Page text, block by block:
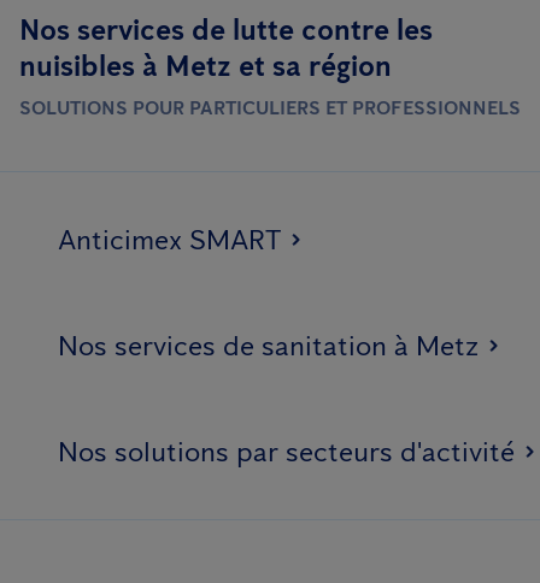
Nos services de lutte contre les
nuisibles à Metz et sa région
SOLUTIONS POUR PARTICULIERS ET PROFESSIONNELS
Anticimex SMART
Nos services de sanitation à Metz
Nos solutions par secteurs d'activité